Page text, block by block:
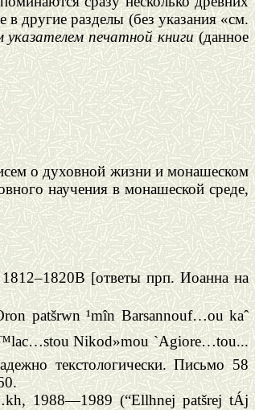
другие разделы (без указания «см.
указателем печатной книги(данное
о духовной жизни и монашеском
научения в монашеской среде,
[ответы прп. Иоанна на
patšrwn ¹mîn Barsannouf…ou kaˆ
™lac…stou Nikod»mou `Agiore…tou...
текстологически. Письмо 58
1988—1989 (“Ellhnej patšrej tÁj